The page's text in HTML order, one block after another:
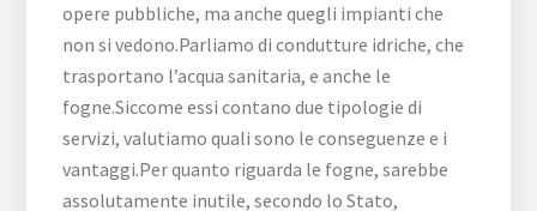
opere pubbliche, ma anche quegli impianti che
non si vedono.Parliamo di condutture idriche, che
trasportano l’acqua sanitaria, e anche le
fogne.Siccome essi contano due tipologie di
servizi, valutiamo quali sono le conseguenze e i
vantaggi.Per quanto riguarda le fogne, sarebbe
assolutamente inutile, secondo lo Stato,